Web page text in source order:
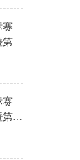
赛
第二
拔
赛
第二
拔